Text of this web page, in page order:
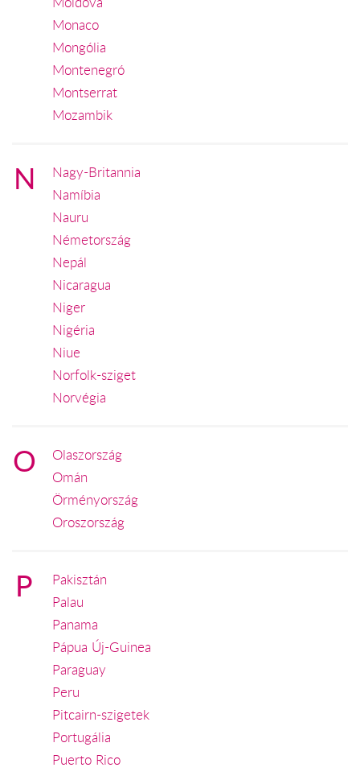
Monaco
Mongólia
Montenegró
Montserrat
Mozambik
N
Nagy-Britannia
Namíbia
Nauru
Németország
Nepál
Nicaragua
Niger
Nigéria
Niue
Norfolk-sziget
Norvégia
O
Olaszország
Omán
Örményország
Oroszország
P
Pakisztán
Palau
Panama
Pápua Új-Guinea
Paraguay
Peru
Pitcairn-szigetek
Portugália
Puerto Rico